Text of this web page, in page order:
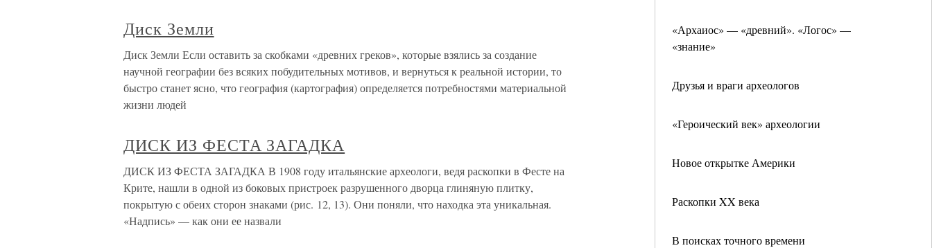
«Архаиос» — «древний». «Логос» —
«знание»
Друзья и враги археологов
«Героический век» археологии
Новое открытке Америки
Раскопки XX века
В поисках точного времени
Диск Земли
Диск Земли Если оставить за скобками «древних греков», которые взялись за создание
научной географии без всяких побудительных мотивов, и вернуться к реальной истории, то
быстро станет ясно, что география (картография) определяется потребностями материальной
жизни людей
ДИСК ИЗ ФЕСТА ЗАГАДКА
ДИСК ИЗ ФЕСТА ЗАГАДКА В 1908 году итальянские археологи, ведя раскопки в Фесте на
Крите, нашли в одной из боковых пристроек разрушенного дворца глиняную плитку,
покрытую с обеих сторон знаками (рис. 12, 13). Они поняли, что находка эта уникальная.
«Надпись» — как они ее назвали